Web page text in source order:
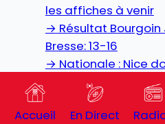
les affiches à venir
→ Résultat
Bresse: 13-16
→ Nationale : Nice
file en finale
Coup d’envoi : 18:00
Accueil En Direct